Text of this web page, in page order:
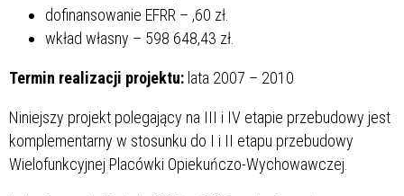
dofinansowanie EFRR – ,60 zł.
wkład własny – 598 648,43 zł.
Termin realizacji projektu: lata 2007 – 2010
Niniejszy projekt polegający na III i IV etapie przebudowy jest
komplementarny w stosunku do I i II etapu przebudowy
Wielofunkcyjnej Placówki Opiekuńczo-Wychowawczej.